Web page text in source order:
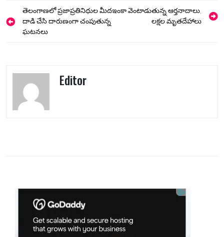
Post
navigation
తెలంగాణలో ప్రజాప్రతినిధుల మీద
దాడి చేసి దారుణంగా చంపుతున్న
ఘటనలు
ఇంకా వెంటాడుతున్న ఆర్తనాదాలు,
లక్షల మృతదేహాలు
Editor